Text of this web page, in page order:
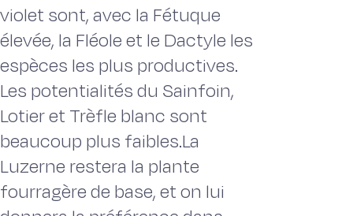
violet sont, avec la Fétuque
élevée, la Fléole et le Dactyle les
espèces les plus productives.
Les potentialités du Sainfoin,
Lotier et Trèfle blanc sont
beaucoup plus faibles.La
Luzerne restera la plante
fourragère de base, et on lui